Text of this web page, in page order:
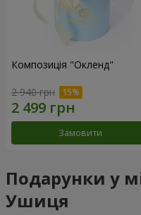
Композиція "Окленд"
2 940 грн
Замовити
Подарунки у
Ушиця